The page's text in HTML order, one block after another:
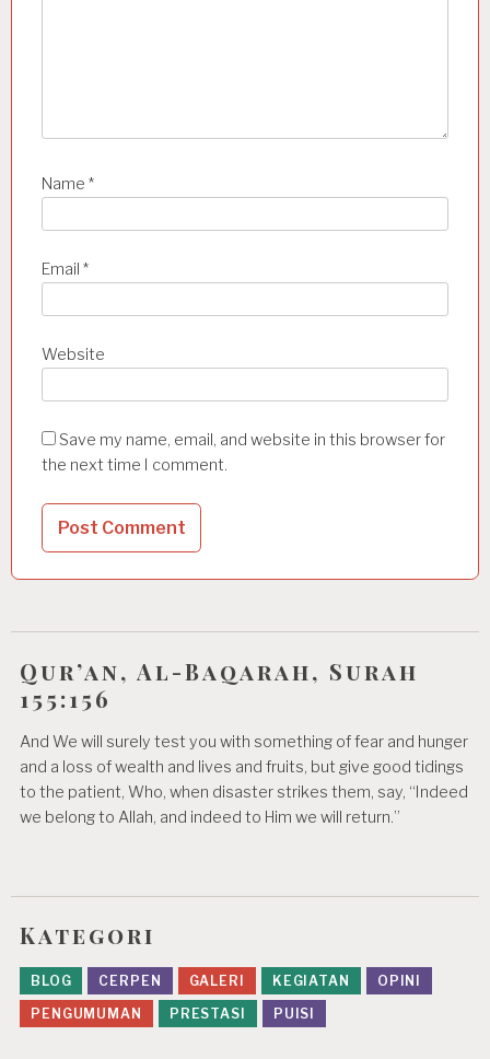
Name *
Email *
Website
Save my name, email, and website in this browser for
the next time I comment.
Qur’an, Al-Baqarah, Surah
155:156
And We will surely test you with something of fear and hunger
and a loss of wealth and lives and fruits, but give good tidings
to the patient, Who, when disaster strikes them, say, “Indeed
we belong to Allah, and indeed to Him we will return.”
Kategori
BLOG CERPEN GALERI KEGIATAN
OPINI
PENGUMUMAN
PRESTASI PUISI